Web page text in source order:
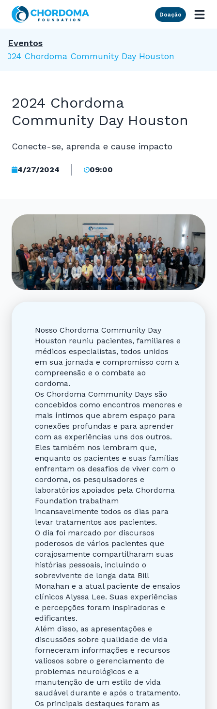
Skip to Main Content
Doação
Eventos
2024 Chordoma Community Day Houston
2024 Chordoma
Community Day Houston
Conecte-se, aprenda e cause impacto
4/27/2024 09:00
Nosso Chordoma Community Day
Houston reuniu pacientes, familiares e
médicos especialistas, todos unidos
em sua jornada e compromisso com a
compreensão e o combate ao
cordoma.
Os Chordoma Community Days são
concebidos como encontros menores e
mais íntimos que abrem espaço para
conexões profundas e para aprender
com as experiências uns dos outros.
Eles também nos lembram que,
enquanto os pacientes e suas famílias
enfrentam os desafios de viver com o
cordoma, os pesquisadores e
laboratórios apoiados pela Chordoma
Foundation trabalham
incansavelmente todos os dias para
levar tratamentos aos pacientes.
O dia foi marcado por discursos
poderosos de vários pacientes que
corajosamente compartilharam suas
histórias pessoais, incluindo o
sobrevivente de longa data Bill
Monahan e a atual paciente de ensaios
clínicos Alyssa Lee. Suas experiências
e percepções foram inspiradoras e
edificantes.
Além disso, as apresentações e
discussões sobre qualidade de vida
forneceram informações e recursos
valiosos sobre o gerenciamento de
problemas neurológicos e a
manutenção de um estilo de vida
saudável durante e após o tratamento.
Os principais destaques foram as